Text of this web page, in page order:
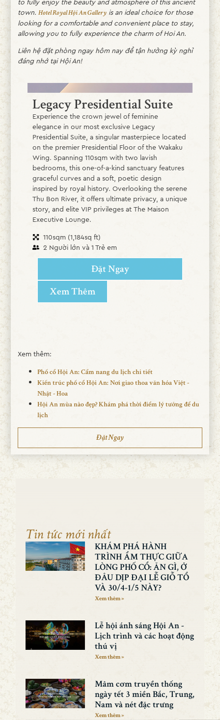
town. Hotel Royal Hội An Gallery is an ideal choice for those
looking for a comfortable and convenient place to stay,
allowing you to fully experience the charm of Hoi An.
Liên hệ đặt phòng ngay hôm nay để tận hưởng kỳ nghỉ
đáng nhớ tại Hội An!
Legacy Presidential Suite
Experience the crown jewel of feminine
elegance in our most exclusive Legacy
Presidential Suite, a singular masterpiece located
on the premier Presidential Floor of the Wakaku
Wing. Spanning 110sqm with two lavish
bedrooms, this one-of-a-kind sanctuary features
graceful curves and a soft, poetic design
inspired by royal history. Overlooking the serene
Thu Bon River, it offers ultimate privacy, a unique
story, and elite VIP privileges at The Maison
Executive Lounge.
110sqm (1,184sq ft)
2 Người lớn và 1 Trẻ em
Đặt Ngay
Xem Thêm
Xem thêm:
Phố cổ Hội An: Cẩm nang du lịch chi tiết
Kiến trúc phố cổ Hội An: Nơi giao thoa văn hóa Việt -
Nhật - Hoa
Hội An mùa nào đẹp? Khám phá thời điểm lý tưởng để du
lịch
Đặt Ngay
Tin tức mới nhất
KHÁM PHÁ HÀNH
TRÌNH ẨM THỰC GIỮA
LÒNG PHỐ CỔ: ĂN GÌ, Ở
ĐÂU DỊP ĐẠI LỄ GIỖ TỔ
VÀ 30/4-1/5 NÀY?
Xem thêm »
Lễ hội ánh sáng Hội An -
Lịch trình và các hoạt động
thú vị
Xem thêm »
Mâm cơm truyền thống
ngày tết 3 miền Bắc, Trung,
Nam và nét đặc trưng
Xem thêm »